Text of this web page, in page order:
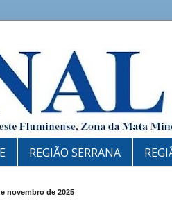
REGIÃO SERRANA
novembro de 2025